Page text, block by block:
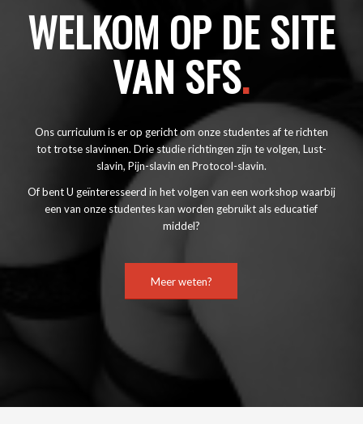
WELKOM OP DE SITE
VAN SFS.
Ons curriculum is er op gericht om onze studentes af te richten
tot trotse slavinnen. Drie studie richtingen zijn te volgen, Lust-
slavin, Pijn-slavin en Protocol-slavin.
Of bent U geïnteresseerd in het volgen van een workshop waarbij
een van onze studentes kan worden gebruikt als educatief
middel?
Meer weten?